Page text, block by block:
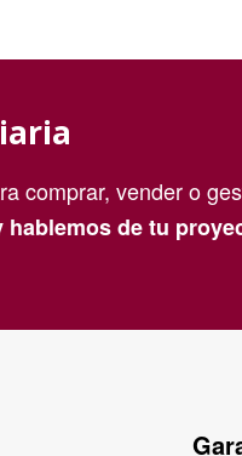
comprar, vender o
hablemos de tu